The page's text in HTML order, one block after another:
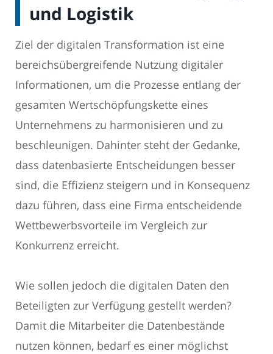
und Logistik
Ziel der digitalen Transformation ist eine
bereichsübergreifende Nutzung digitaler
Informationen, um die Prozesse entlang der
gesamten Wertschöpfungskette eines
Unternehmens zu harmonisieren und zu
beschleunigen. Dahinter steht der Gedanke,
dass datenbasierte Entscheidungen besser
sind, die Effizienz steigern und in Konsequenz
dazu führen, dass eine Firma entscheidende
Wettbewerbsvorteile im Vergleich zur
Konkurrenz erreicht.
Wie sollen jedoch die digitalen Daten den
Beteiligten zur Verfügung gestellt werden?
Damit die Mitarbeiter die Datenbestände
nutzen können, bedarf es einer möglichst